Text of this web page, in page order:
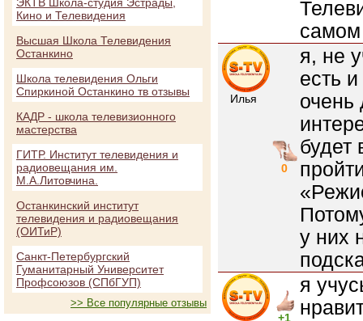
самом
Илья
0
я, не
есть
очень
будет
у них
+1
я
Кино и Телевидения
Высшая Школа Телевидения
Останкино
Школа телевидения Ольги
Спиркиной Останкино тв отзывы
КАДР - школа телевизионного
мастерства
ГИТР. Институт телевидения и
радиовещания им.
М.А.Литовчина.
Останкинский институт
телевидения и радиовещания
(ОИТиР)
Санкт-Петербургский
Гуманитарный Университет
Профсоюзов (СПбГУП)
>> Все популярные отзывы